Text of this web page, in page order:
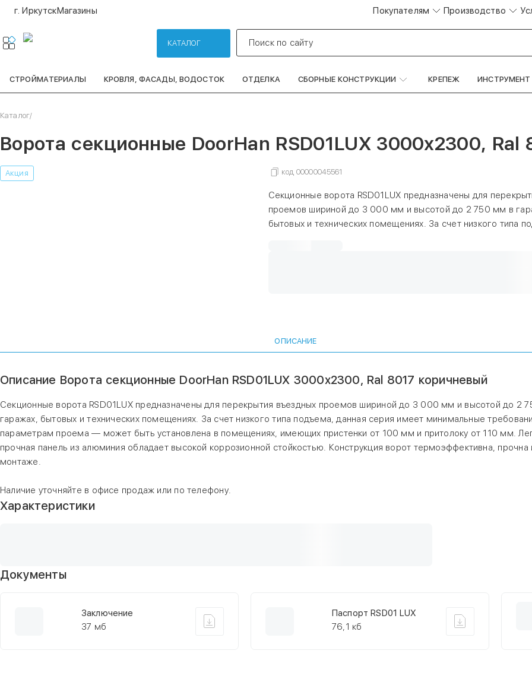
г. ИркутскМагазины Покупателям Производство
КАТАЛОГ Поиск по сайту
СТРОЙМАТЕРИАЛЫ КРОВЛЯ, ФАСАДЫ, ВОДОСТОК ОТДЕЛКА СБОРНЫЕ КОНСТРУКЦИИ КРЕПЕЖ ИНСТРУМЕНТ
Каталог/
Ворота секционные DoorHan RSD01LUX 3000х2300, Ral
код00000045561
Акция
Секционные ворота RSD01LUX предназначены для
проемов шириной до 3 000 мм и высотой до 2 750 мм в
бытовых и технических помещениях. За счет низкого типа
ОПИСАНИЕ
Описание Ворота секционные DoorHan RSD01LUX 3000х2300, Ral 8017 коричневый
Секционные ворота RSD01LUX предназначены для перекрытия въездных проемов шириной до 3 000 мм и высотой до 2
гаражах, бытовых и технических помещениях. За счет низкого типа подъема, данная серия имеет минимальные
параметрам проема — может быть установлена в помещениях, имеющих пристенки от 100 мм и притолоку от 110 мм.
прочная панель из алюминия обладает высокой коррозионной стойкостью. Конструкция ворот термоэффективна, прочна
монтаже.
Наличие уточняйте в офисе продаж или по телефону.
Характеристики
Документы
Заключение
37 мб
Паспорт RSD01 LUX
76,1 кб